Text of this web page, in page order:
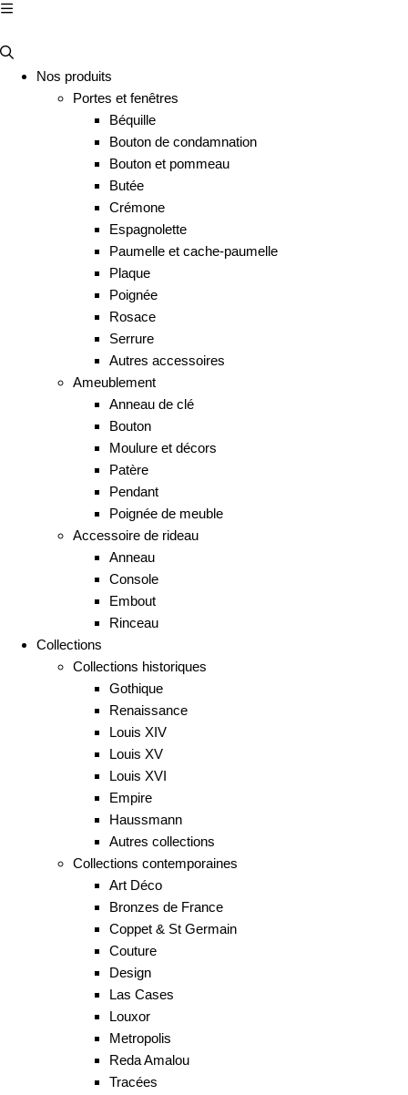
Nos produits
Portes et fenêtres
Béquille
Bouton de condamnation
Bouton et pommeau
Butée
Crémone
Espagnolette
Paumelle et cache-paumelle
Plaque
Poignée
Rosace
Serrure
Autres accessoires
Ameublement
Anneau de clé
Bouton
Moulure et décors
Patère
Pendant
Poignée de meuble
Accessoire de rideau
Anneau
Console
Embout
Rinceau
Collections
Collections historiques
Gothique
Renaissance
Louis XIV
Louis XV
Louis XVI
Empire
Haussmann
Autres collections
Collections contemporaines
Art Déco
Bronzes de France
Coppet & St Germain
Couture
Design
Las Cases
Louxor
Metropolis
Reda Amalou
Tracées